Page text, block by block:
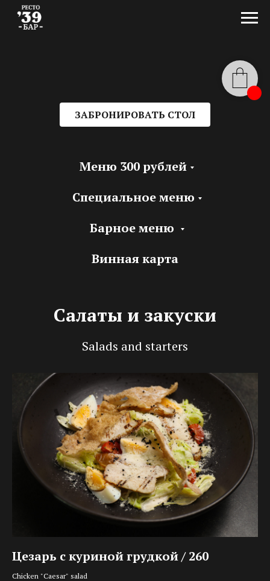
ЗАБРОНИРОВАТЬ СТОЛ
Меню 300 рублей
Специальное меню
Барное меню
Винная карта
Салаты и закуски
Salads and starters
Цезарь с куриной грудкой / 260
Chicken "Caesar" salad